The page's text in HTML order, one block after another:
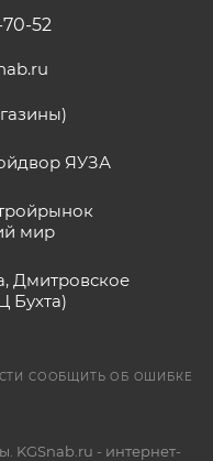
70-52
ЯУЗА
мир
Дмитровское
Бухта)
СООБЩИТЬ ОБ ОШИБКЕ
KGSnab.ru - интернет-